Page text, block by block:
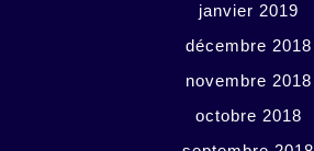
janvier 2019
décembre 2018
novembre 2018
octobre 2018